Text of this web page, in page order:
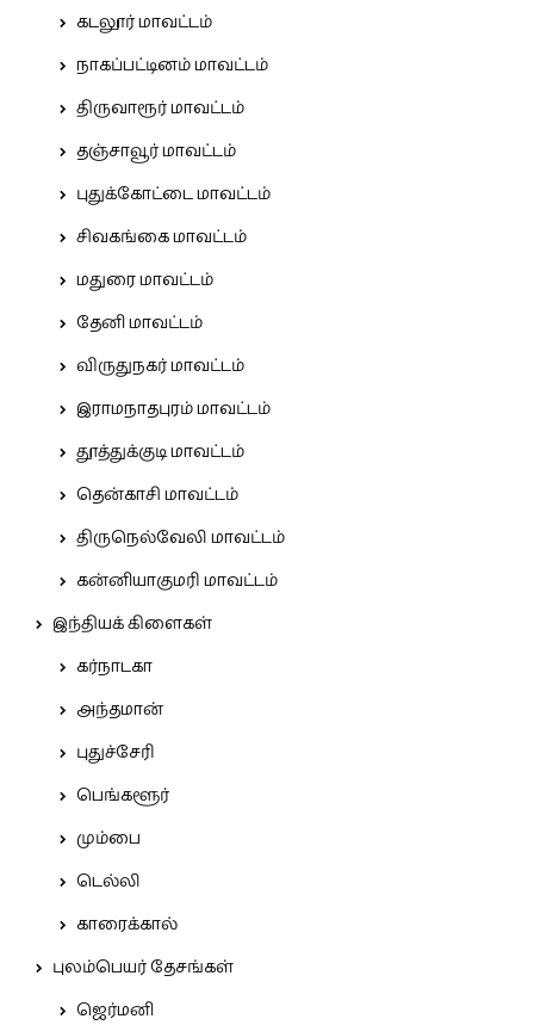
கடலூர் மாவட்டம்
நாகப்பட்டினம் மாவட்டம்
திருவாரூர் மாவட்டம்
தஞ்சாவூர் மாவட்டம்
புதுக்கோட்டை மாவட்டம்
சிவகங்கை மாவட்டம்
மதுரை மாவட்டம்
தேனி மாவட்டம்
விருதுநகர் மாவட்டம்
இராமநாதபுரம் மாவட்டம்
தூத்துக்குடி மாவட்டம்
தென்காசி மாவட்டம்
திருநெல்வேலி மாவட்டம்
கன்னியாகுமரி மாவட்டம்
இந்தியக் கிளைகள்
கர்நாடகா
அந்தமான்
புதுச்சேரி
பெங்களூர்
மும்பை
டெல்லி
காரைக்கால்
புலம்பெயர் தேசங்கள்
ஜெர்மனி